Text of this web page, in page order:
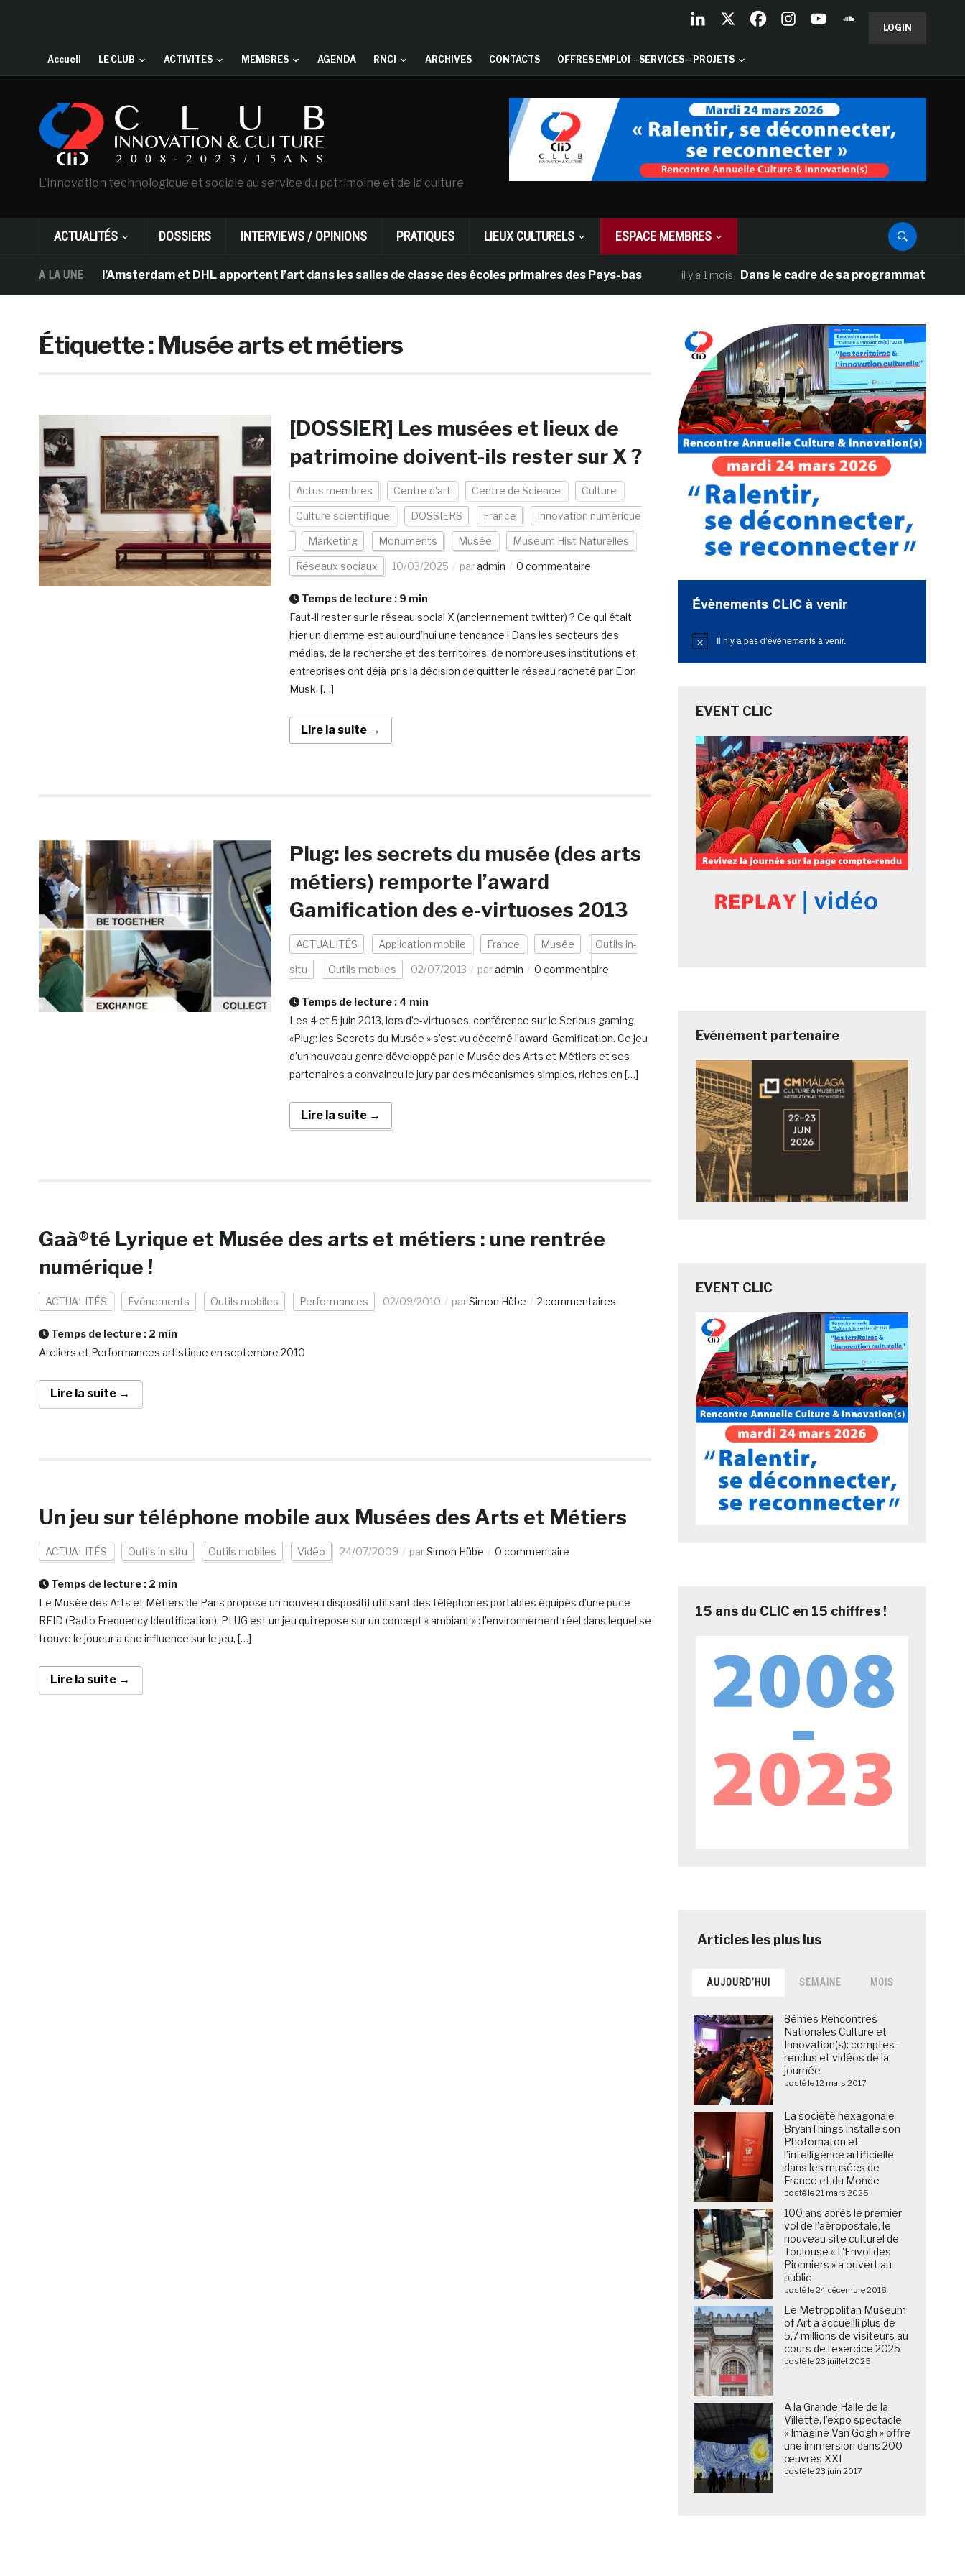
LOGIN
Accueil LE CLUB ACTIVITES MEMBRES AGENDA RNCI ARCHIVES CONTACTS OFFRES EMPLOI – SERVICES – PROJETS
L'innovation technologique et sociale au service du patrimoine et de la culture
ACTUALITÉS DOSSIERS INTERVIEWS / OPINIONS PRATIQUES LIEUX CULTURELS ESPACE MEMBRES
A LA UNE
Van Gogh d’Amsterdam et DHL apportent l’art dans les salles de classe des écoles primaires des Pays-bas il y a 1 mois Dans le cadre de sa programmation
Étiquette :Musée arts et métiers
[DOSSIER] Les musées et lieux de
patrimoine doivent-ils rester sur X ?
Actus membres Centre d'art Centre de Science Culture
Culture scientifique DOSSIERS France Innovation numérique
Marketing Monuments Musée Museum Hist Naturelles
Réseaux sociaux 10/03/2025 paradmin 0 commentaire
Temps de lecture : 9 min
Faut-il rester sur le réseau social X (anciennement twitter) ? Ce qui était
hier un dilemme est aujourd’hui une tendance ! Dans les secteurs des
médias, de la recherche et des territoires, de nombreuses institutions et
entreprises ont déjà pris la décision de quitter le réseau racheté par Elon
Musk, […]
Lire la suite →
Plug: les secrets du musée (des arts
métiers) remporte l’award
Gamification des e-virtuoses 2013
ACTUALITÉS Application mobile France Musée Outils in-
situ Outils mobiles 02/07/2013 paradmin 0 commentaire
Temps de lecture : 4 min
Les 4 et 5 juin 2013, lors d’e-virtuoses, conférence sur le Serious gaming,
«Plug: les Secrets du Musée » s’est vu décerné l’award Gamification. Ce jeu
d’un nouveau genre développé par le Musée des Arts et Métiers et ses
partenaires a convaincu le jury par des mécanismes simples, riches en […]
Lire la suite →
Gaà®té Lyrique et Musée des arts et métiers : une rentrée
numérique !
ACTUALITÉS Evénements Outils mobiles Performances 02/09/2010 parSimon Hübe 2 commentaires
Temps de lecture : 2 min
Ateliers et Performances artistique en septembre 2010
Lire la suite →
Un jeu sur téléphone mobile aux Musées des Arts et Métiers
ACTUALITÉS Outils in-situ Outils mobiles Vidéo 24/07/2009 parSimon Hübe 0 commentaire
Temps de lecture : 2 min
Le Musée des Arts et Métiers de Paris propose un nouveau dispositif utilisant des téléphones portables équipés d’une puce
RFID (Radio Frequency Identification). PLUG est un jeu qui repose sur un concept « ambiant » : l’environnement réel dans lequel se
trouve le joueur a une influence sur le jeu, […]
Lire la suite →
Évènements CLIC à venir
Notice Il n’y a pas d’évènements à venir.
EVENT CLIC
Evénement partenaire
EVENT CLIC
15 ans du CLIC en 15 chiffres !
AUJOURD’HUI SEMAINE MOIS
8èmes Rencontres
Nationales Culture et
Innovation(s): comptes-
rendus et vidéos de la
journée
posté le 12 mars 2017
La société hexagonale
BryanThings installe son
Photomaton et
l’intelligence artificielle
dans les musées de
France et du Monde
posté le 21 mars 2025
100 ans après le premier
vol de l’aéropostale, le
nouveau site culturel de
Toulouse « L’Envol des
Pionniers » a ouvert au
public
posté le 24 décembre 2018
Le Metropolitan Museum
of Art a accueilli plus de
5,7 millions de visiteurs au
cours de l’exercice 2025
posté le 23 juillet 2025
A la Grande Halle de la
Villette, l’expo spectacle
« Imagine Van Gogh » offre
une immersion dans 200
œuvres XXL
posté le 23 juin 2017